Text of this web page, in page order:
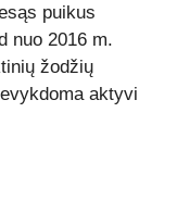
puikus
nuo 2016 m.
žodžių
aktyvi